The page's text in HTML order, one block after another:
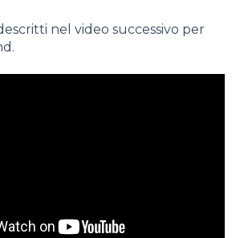
nel video successivo per